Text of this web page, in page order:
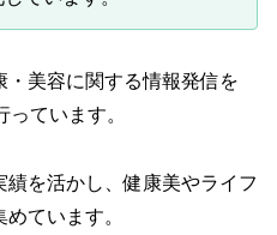
・美容に関する情報発信を
っています。
を活かし、健康美やライフ
ています。